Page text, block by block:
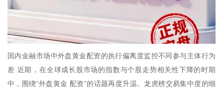
国内金融市场中外盘黄金配资的执行偏离度监控不同参与主体行为
差 近期，在全球成长股市场的指数与个股走势相关性下降的时期
中，围绕“外盘黄金 配资”的话题再度升温。龙虎榜交易集中度的细